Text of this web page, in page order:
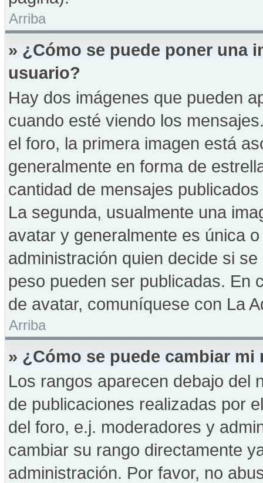
Arriba
» ¿Cómo se puede poner una
usuario?
Hay dos imágenes que pueden
cuando esté viendo los
el foro, la primera imagen está
generalmente en forma de
cantidad de mensajes
La segunda, usualmente una
avatar y generalmente es única
administración quien decide si
peso pueden ser publicadas. En
de avatar, comuníquese con La
Arriba
» ¿Cómo se puede cambiar mi
Los rangos aparecen debajo del
de publicaciones realizadas por
del foro, e.j. moderadores y
cambiar su rango directamente
administración. Por favor, no